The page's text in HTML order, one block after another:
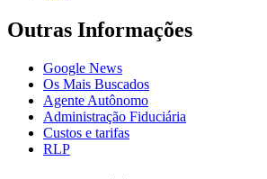
Outras Informações
Google News
Os Mais Buscados
Agente Autônomo
Administração Fiduciária
Custos e tarifas
RLP